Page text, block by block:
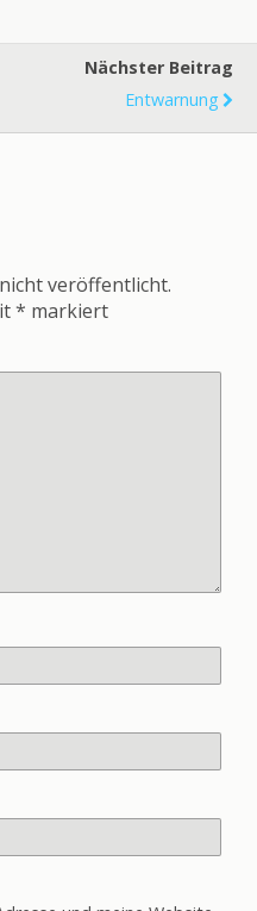
Nächster Beitrag
Entwarnung
veröffentlicht.
* markiert